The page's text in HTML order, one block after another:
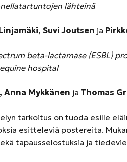
lähteinä
Suvi Joutsen ja
beta-lactamase (ESBL)
hospital
Anna Mykkänen ja Thomas
tarkoitus on tuoda esille
esitteleviä postereita.
tapausselostuksia ja